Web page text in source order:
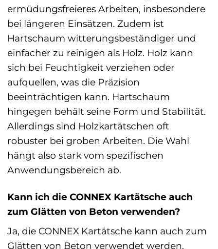
ermüdungsfreieres Arbeiten, insbesondere
bei längeren Einsätzen. Zudem ist
Hartschaum witterungsbeständiger und
einfacher zu reinigen als Holz. Holz kann
sich bei Feuchtigkeit verziehen oder
aufquellen, was die Präzision
beeinträchtigen kann. Hartschaum
hingegen behält seine Form und Stabilität.
Allerdings sind Holzkartätschen oft
robuster bei groben Arbeiten. Die Wahl
hängt also stark vom spezifischen
Anwendungsbereich ab.
Kann ich die CONNEX Kartätsche auch
zum Glätten von Beton verwenden?
Ja, die CONNEX Kartätsche kann auch zum
Glätten von Beton verwendet werden,